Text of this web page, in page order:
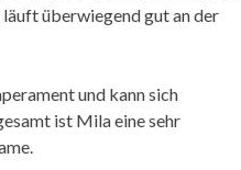
überwiegend gut an der
und kann sich
ist Mila eine sehr